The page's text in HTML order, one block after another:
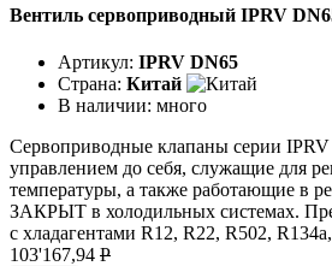
Вентиль сервоприводный IPRV
Артикул: IPRV DN65
Страна: Китай
В наличии: много
Сервоприводные клапаны серии
управлением до себя, служащие для
температуры, а также работающие
ЗАКРЫТ в холодильных системах.
с хладагентами R12, R22, R502,
103'167,94 P